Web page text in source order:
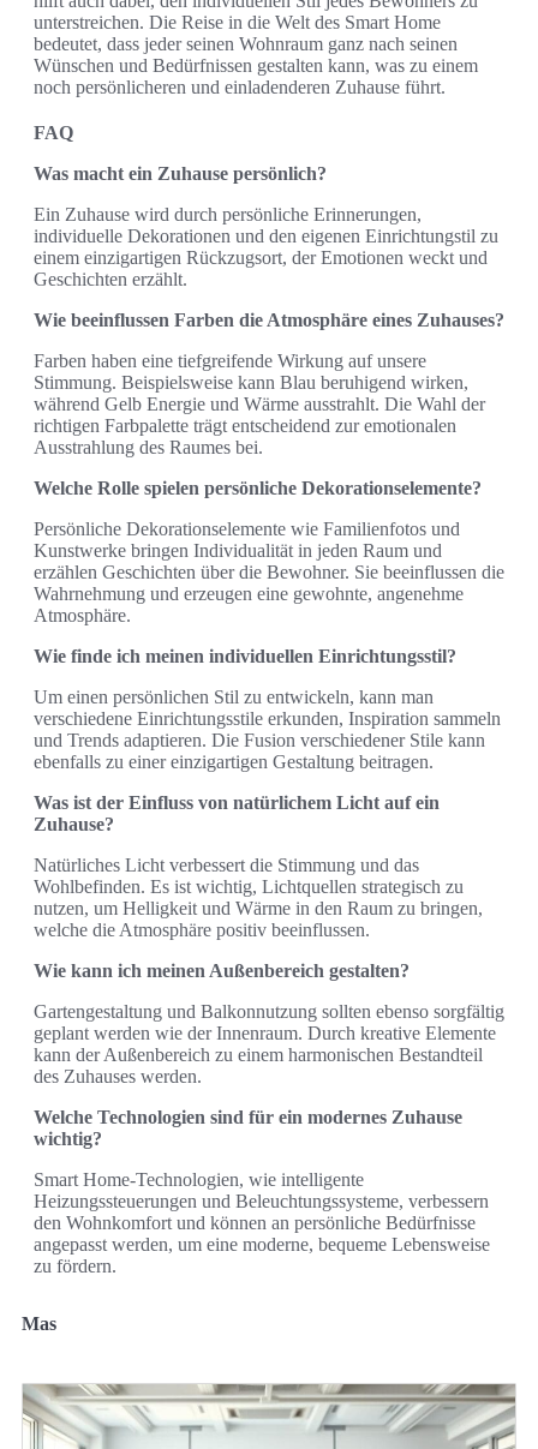
unterstreichen. Die Reise in die Welt des Smart Home
bedeutet, dass jeder seinen Wohnraum ganz nach seinen
Wünschen und Bedürfnissen gestalten kann, was zu einem
noch persönlicheren und einladenderen Zuhause führt.
FAQ
Was macht ein Zuhause persönlich?
Ein Zuhause wird durch persönliche Erinnerungen,
individuelle Dekorationen und den eigenen Einrichtungstil zu
einem einzigartigen Rückzugsort, der Emotionen weckt und
Geschichten erzählt.
Wie beeinflussen Farben die Atmosphäre eines Zuhauses?
Farben haben eine tiefgreifende Wirkung auf unsere
Stimmung. Beispielsweise kann Blau beruhigend wirken,
während Gelb Energie und Wärme ausstrahlt. Die Wahl der
richtigen Farbpalette trägt entscheidend zur emotionalen
Ausstrahlung des Raumes bei.
Welche Rolle spielen persönliche Dekorationselemente?
Persönliche Dekorationselemente wie Familienfotos und
Kunstwerke bringen Individualität in jeden Raum und
erzählen Geschichten über die Bewohner. Sie beeinflussen die
Wahrnehmung und erzeugen eine gewohnte, angenehme
Atmosphäre.
Wie finde ich meinen individuellen Einrichtungsstil?
Um einen persönlichen Stil zu entwickeln, kann man
verschiedene Einrichtungsstile erkunden, Inspiration sammeln
und Trends adaptieren. Die Fusion verschiedener Stile kann
ebenfalls zu einer einzigartigen Gestaltung beitragen.
Was ist der Einfluss von natürlichem Licht auf ein
Zuhause?
Natürliches Licht verbessert die Stimmung und das
Wohlbefinden. Es ist wichtig, Lichtquellen strategisch zu
nutzen, um Helligkeit und Wärme in den Raum zu bringen,
welche die Atmosphäre positiv beeinflussen.
Wie kann ich meinen Außenbereich gestalten?
Gartengestaltung und Balkonnutzung sollten ebenso sorgfältig
geplant werden wie der Innenraum. Durch kreative Elemente
kann der Außenbereich zu einem harmonischen Bestandteil
des Zuhauses werden.
Welche Technologien sind für ein modernes Zuhause
wichtig?
Smart Home-Technologien, wie intelligente
Heizungssteuerungen und Beleuchtungssysteme, verbessern
den Wohnkomfort und können an persönliche Bedürfnisse
angepasst werden, um eine moderne, bequeme Lebensweise
zu fördern.
Mas